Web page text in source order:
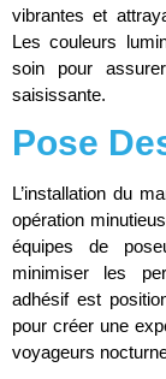
vibrantes et
Les couleurs
soin pour
saisissante.
Pose
L’installation du
opération
équipes de
minimiser les
adhésif est
pour créer une
voyageurs